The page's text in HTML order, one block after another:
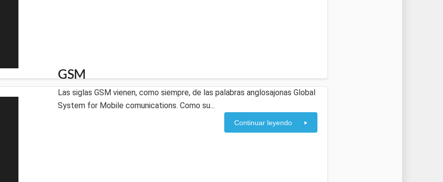
GSM
Las siglas GSM vienen, como siempre, de las palabras anglosajonas Global
System for Mobile comunications. Como su...
Continuar leyendo